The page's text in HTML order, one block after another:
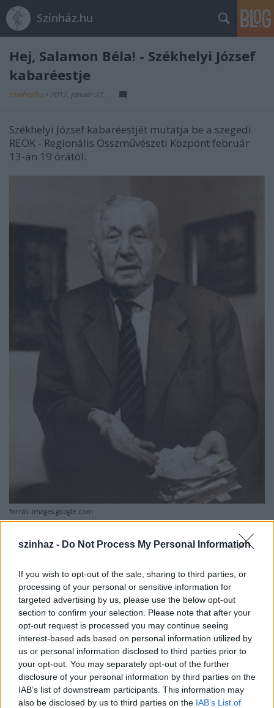
szinhaz - Do Not Process My Personal Information
If you wish to opt-out of the sale, sharing to third parties, or
processing of your personal or sensitive information for
targeted advertising by us, please use the below opt-out
section to confirm your selection. Please note that after your
opt-out request is processed you may continue seeing
interest-based ads based on personal information utilized by
us or personal information disclosed to third parties prior to
your opt-out. You may separately opt-out of the further
disclosure of your personal information by third parties on the
IAB’s list of downstream participants. This information may
also be disclosed by us to third parties on the IAB’s List of
Színház.hu
Hej, Salamon Béla! - Székhelyi József
kabaréestje
szinhazhu • 2012. január 27.
Székhelyi József kabaréestjét mutatja be a szegedi
REÖK - Regionális Összművészeti Központ február
13-án 19 órától.
forrás: images.google.com
Miért Salamon Béla
? – kérdik sokan, mikor
meghallják, hogy róla készült egy színdarab. A
születésének 125. évfordulóját. A másik, hogy a
magyar kabaré - pontosabban a kabaré műfaját
megteremtő színészek - egyik legnagyobb alakja
volt, mégis méltatlanul keveset beszélünk róla. A
harmadik ok, s talán ez a legfontosabb, hogy életén
keresztül egy olyan korszakot tudunk bemutatni,
amelyben a kisember, a pesti kisember hosszú
évtizedeken keresztül derült a másik pestin, aki
sohasem változott, csak a kor változott meg
körülötte, többször is.